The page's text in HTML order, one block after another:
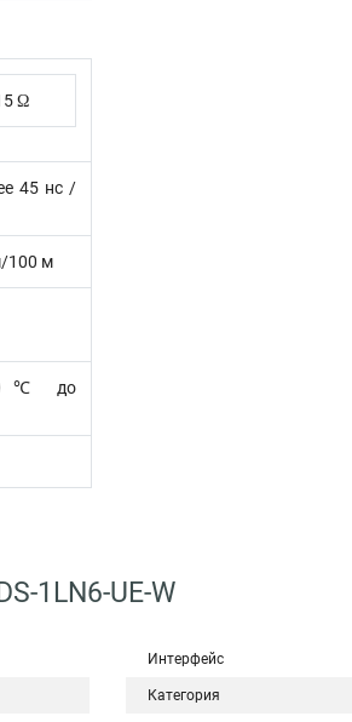
Ω
45 нс /
100 м
до
1LN6-UE-W
Интерфейс
Категория